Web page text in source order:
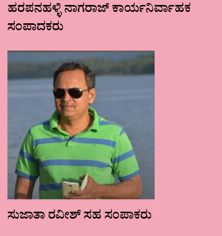
ಹರಪನಹಳ್ಳಿ ನಾಗರಾಜ್ ಕಾರ್ಯನಿರ್ವಾಹಕ
ಸಂಪಾದಕರು
ಸುಜಾತಾ ರವೀಶ್ ಸಹ ಸಂಪಾಕರು